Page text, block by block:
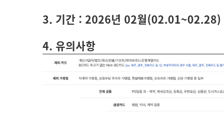
3. 기간 : 2026년 02월(02.01~02.28)
4. 유의사항